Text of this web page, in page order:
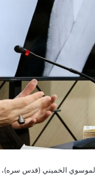
الموسوي الخميني (قدس سره)،